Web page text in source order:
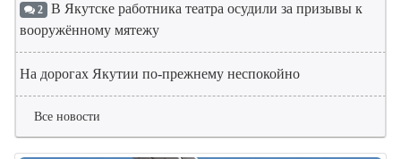
2 В Якутске работника театра осудили за призывы к
вооружённому мятежу
На дорогах Якутии по-прежнему неспокойно
Все новости